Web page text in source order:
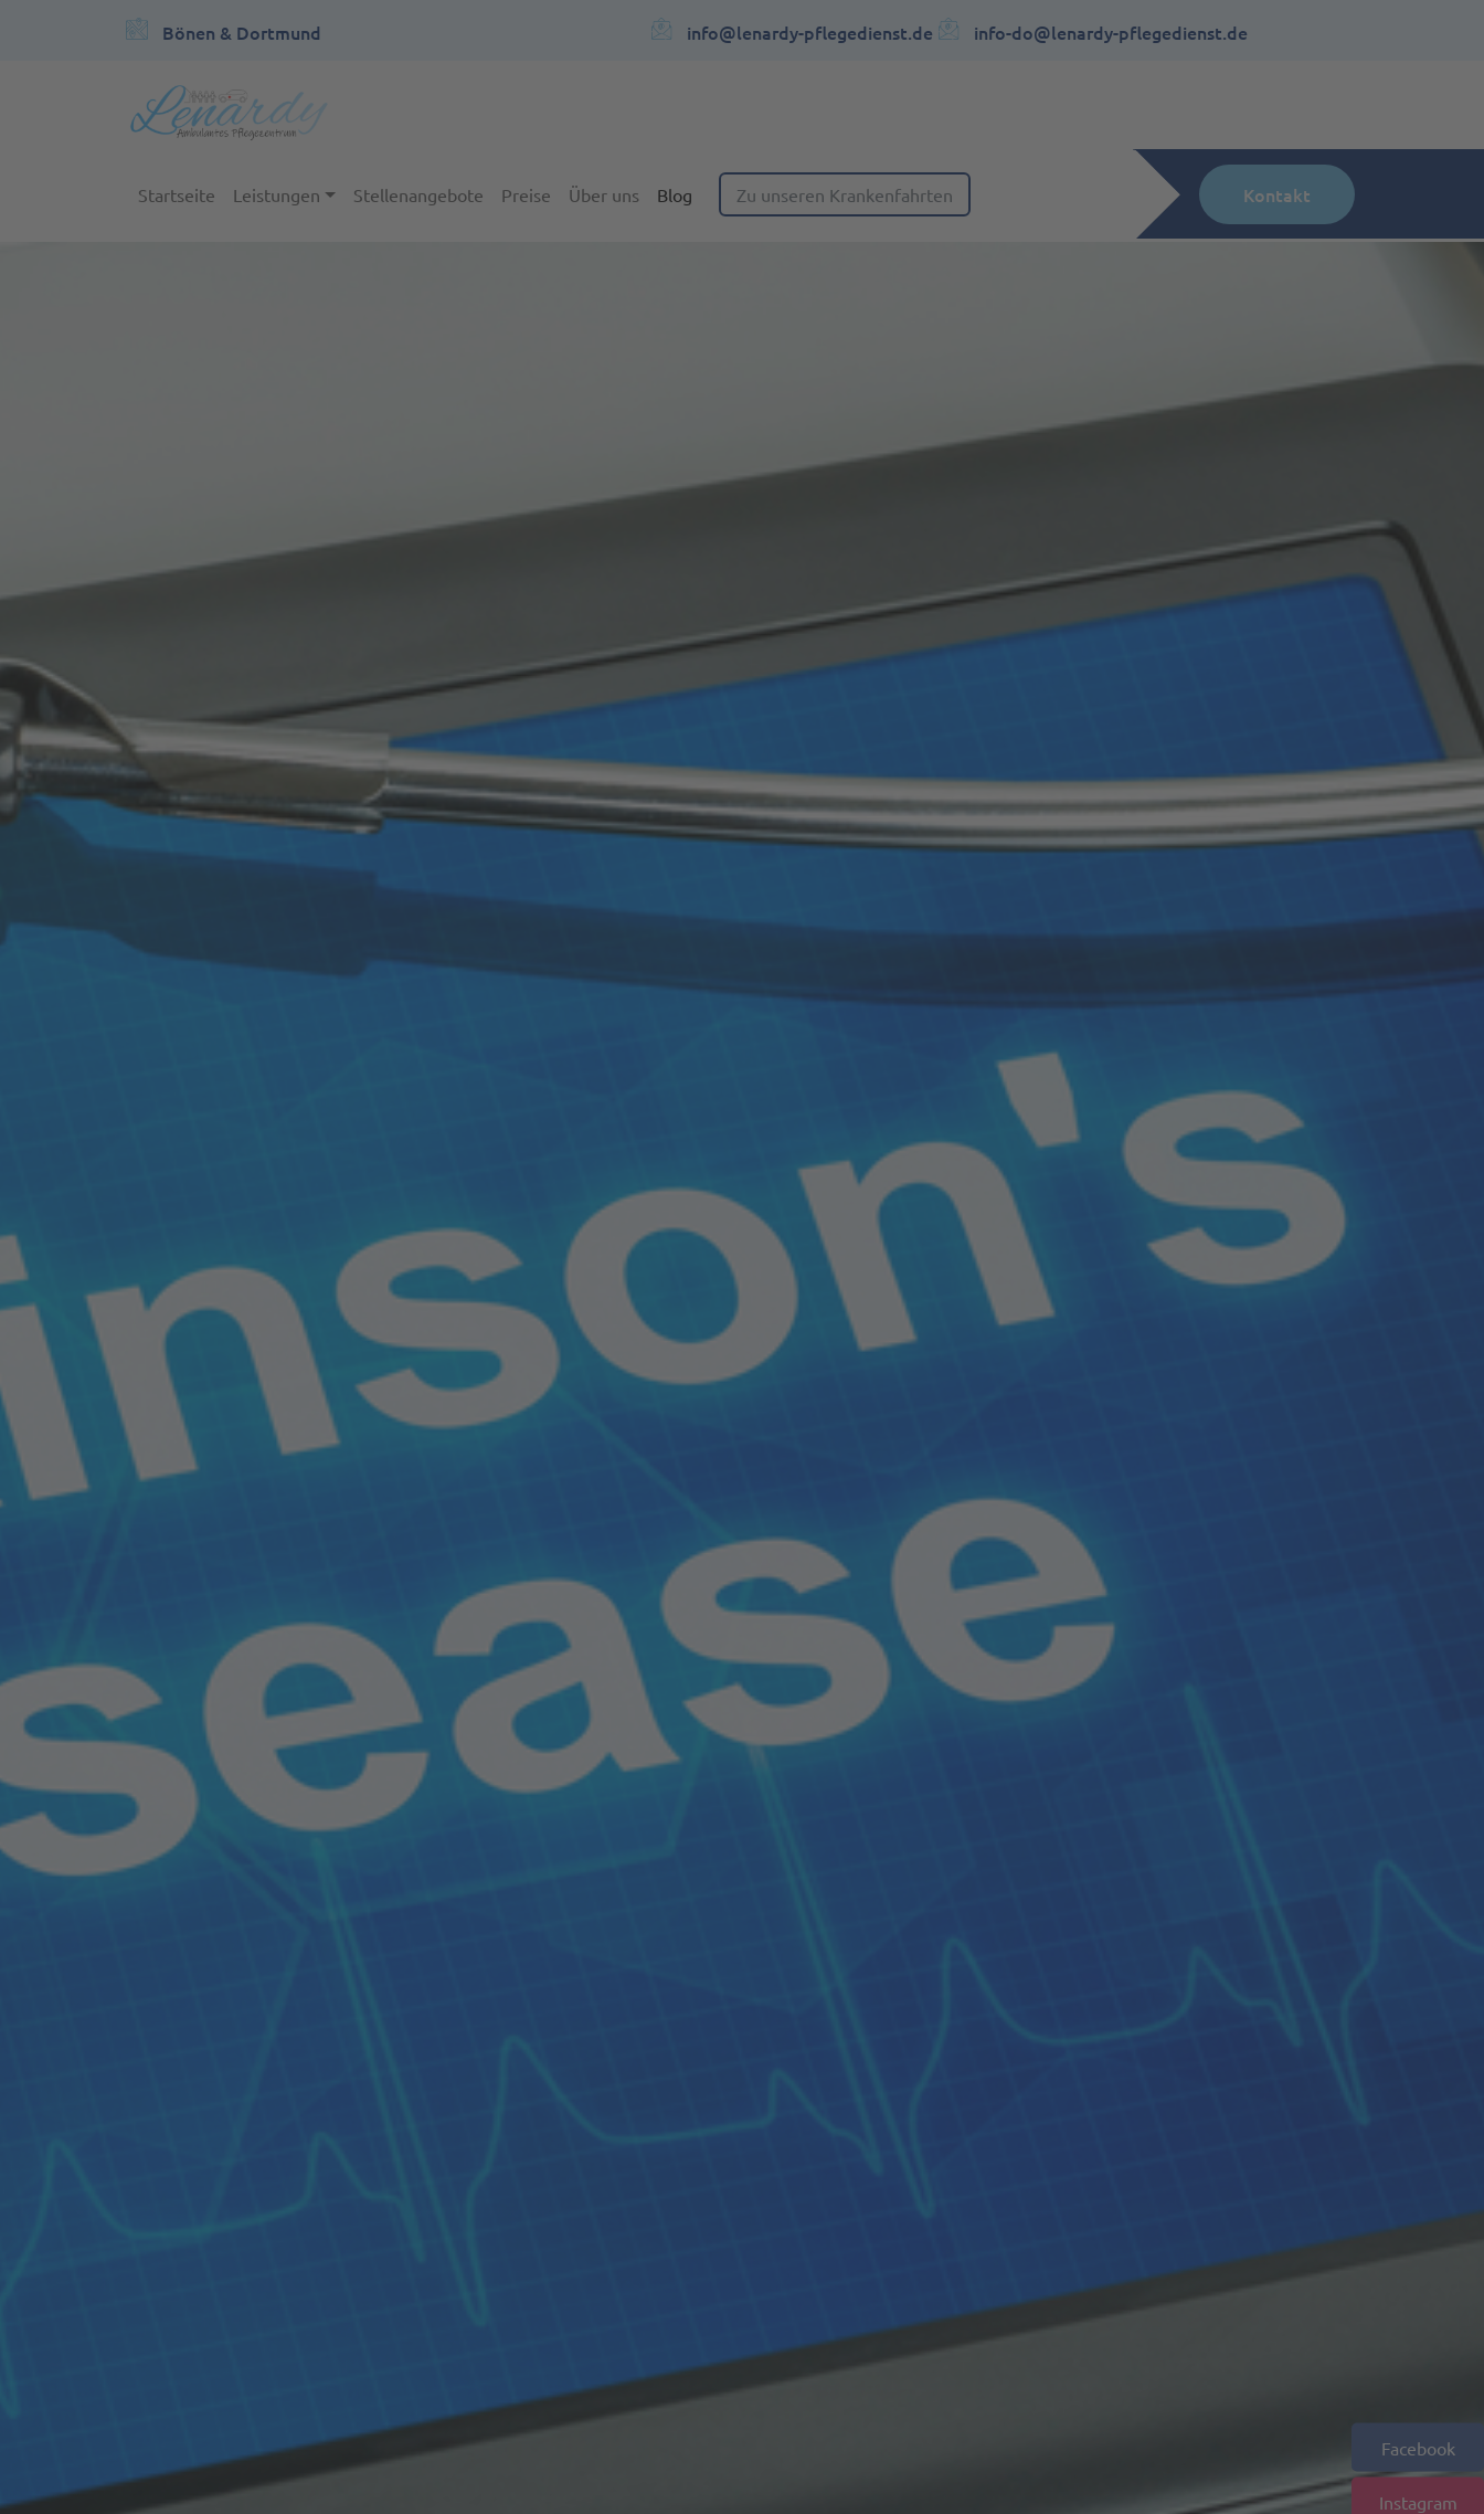
Bönen & Dortmund info@lenardy-pflegedienst.de info-do@lenardy-pflegedienst.de
Startseite Leistungen Stellenangebote Preise Über uns Blog Zu unseren Krankenfahrten Kontakt
Facebook
Instagram